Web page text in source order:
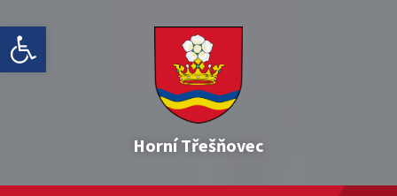
Open toolbar
to
content
to
main
navigation
to
footer
Horní Třešňovec